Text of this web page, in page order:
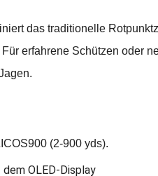
das traditionelle
erfahrene Schützen oder
(2-900 yds).
OLED-Display